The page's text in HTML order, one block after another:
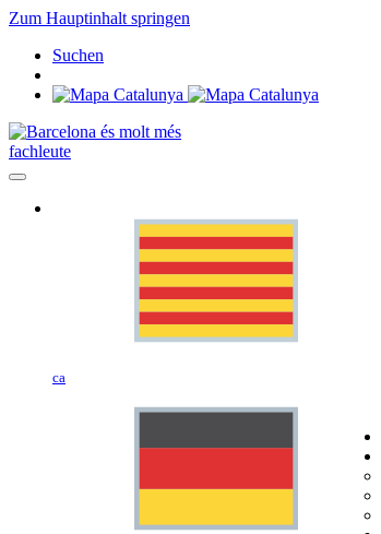
Zum Hauptinhalt springen
Suchen
fachleute
ca